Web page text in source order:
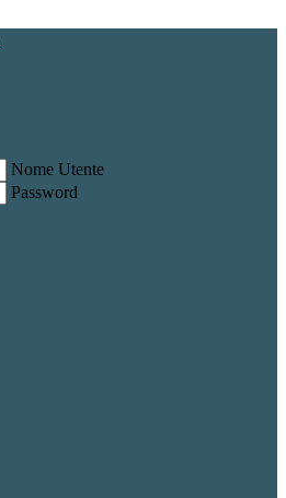
Nome Utente
Password